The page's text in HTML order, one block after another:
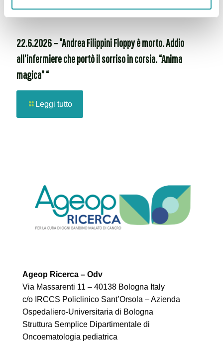
22.6.2026 – “Andrea Filippini Floppy è morto. Addio
all’infermiere che portò il sorriso in corsia. “Anima
magica” “
Leggi tutto
Ageop Ricerca – Odv
Via Massarenti 11 – 40138 Bologna Italy
c/o IRCCS Policlinico Sant’Orsola – Azienda
Ospedaliero-Universitaria di Bologna
Struttura Semplice Dipartimentale di
Oncoematologia pediatrica